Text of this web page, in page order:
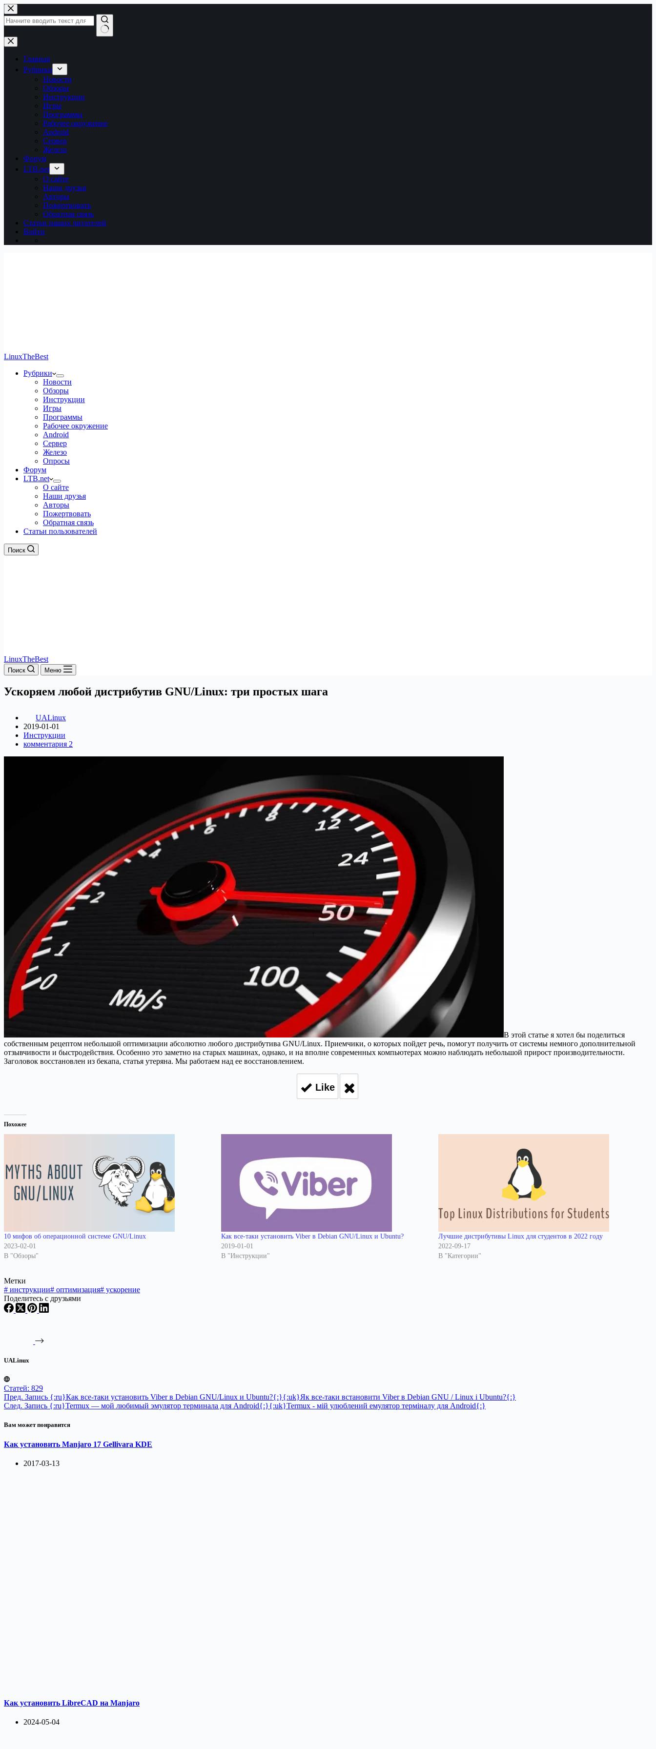
Перейти
к
сути
Ничего
не
найденоГлавная
Рубрики
Новости
Обзоры
Инструкции
Игры
Программы
Рабочее окружение
Android
Сервер
Железо
Форум
LTB.net
О сайте
Наши друзья
Авторы
Пожертвовать
Обратная связь
Статьи наших читателей
Войти
LinuxTheBest
Рубрики
Новости
Обзоры
Инструкции
Игры
Программы
Рабочее окружение
Android
Сервер
Железо
Опросы
Форум
LTB.net
О сайте
Наши друзья
Авторы
Пожертвовать
Обратная связь
Статьи пользователей
Поиск
LinuxTheBest
Поиск Меню
Ускоряем любой дистрибутив GNU/Linux: три простых шага
UALinux
2019-01-01
Инструкции
комментария 2
В этой статье я хотел бы поделиться
собственным рецептом небольшой оптимизации абсолютно любого дистрибутива GNU/Linux. Приемчики, о которых пойдет речь, помогут получить от системы немного дополнительной
отзывчивости и быстродействия. Особенно это заметно на старых машинах, однако, и на вполне современных компьютерах можно наблюдать небольшой прирост производительности.
Заголовок восстановлен из бекапа, статья утеряна. Мы работаем над ее восстановлением.
Like
Похожее
10 мифов об операционной системе GNU/Linux
2023-02-01
В "Обзоры"
Как все-таки установить Viber в Debian GNU/Linux и Ubuntu?
2019-01-01
В "Инструкции"
Лучшие дистрибутивы Linux для студентов в 2022 году
2022-09-17
В "Категории"
Метки
# инструкции# оптимизация# ускорение
Поделитесь с друзьями
UALinux
Статей: 829
Пред. Запись {:ru}Как все-таки установить Viber в Debian GNU/Linux и Ubuntu?{:}{:uk}Як все-таки встановити Viber в Debian GNU / Linux і Ubuntu?{:}
След. Запись {:ru}Termux — мой любимый эмулятор терминала для Android{:}{:uk}Termux - мій улюблений емулятор терміналу для Android{:}
Вам может понравится
Как установить Manjaro 17 Gellivara KDE
2017-03-13
Как установить LibreCAD на Manjaro
2024-05-04